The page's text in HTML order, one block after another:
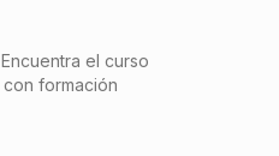
el curso
formación